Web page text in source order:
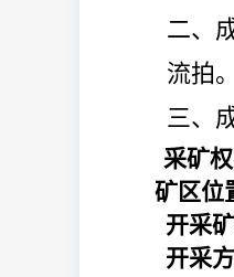
二、
流拍。
三、
采矿权
矿区位
开采矿
开采